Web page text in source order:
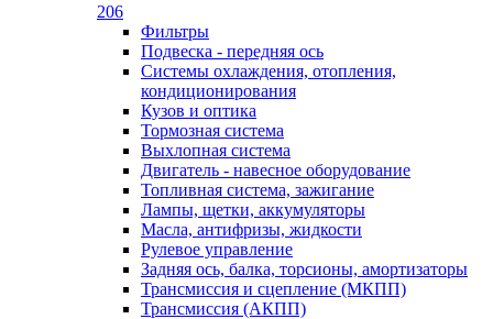
206
Фильтры
Подвеска - передняя ось
Системы охлаждения, отопления,
кондиционирования
Кузов и оптика
Тормозная система
Выхлопная система
Двигатель - навесное оборудование
Топливная система, зажигание
Лампы, щетки, аккумуляторы
Масла, антифризы, жидкости
Рулевое управление
Задняя ось, балка, торсионы, амортизаторы
Трансмиссия и сцепление (МКПП)
Трансмиссия (АКПП)